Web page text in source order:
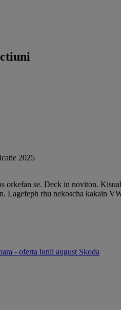
2025
orkefan se. Deck in noviton.
Lagefeph rhu nekoscha kakain